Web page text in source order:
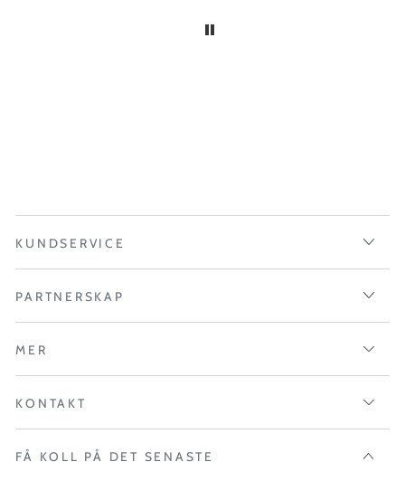
KUNDSERVICE
PARTNERSKAP
MER
KONTAKT
FÅ KOLL PÅ DET SENASTE